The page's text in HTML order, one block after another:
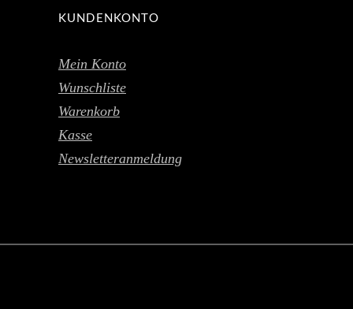
KUNDENKONTO
Mein Konto
Wunschliste
Warenkorb
Kasse
Newsletteranmeldung